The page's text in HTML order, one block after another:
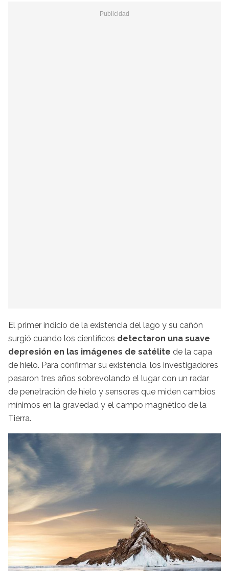
El primer indicio de la existencia del lago y su cañón
surgió cuando los científicos detectaron una suave
depresión en las imágenes de satélite de la capa
de hielo. Para confirmar su existencia, los investigadores
pasaron tres años sobrevolando el lugar con un radar
de penetración de hielo y sensores que miden cambios
mínimos en la gravedad y el campo magnético de la
Tierra.